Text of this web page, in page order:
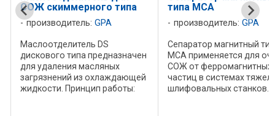
СОЖ скиммерного типа
производитель: GPA
Маслоотделитель DS
дискового типа предназначен
для удаления масляных
загрязнений из охлаждающей
жидкости. Принцип работы:
типа MCA
производитель: GPA
Сепаратор магнитный
MCA применяется для
СОЖ от ферромагнитных
частиц в системах
шлифовальных станков.